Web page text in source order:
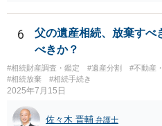
預金の入出金履歴を調べたわけで
や目的も異なりますし、開示の内容
6
父の遺産相続、放棄すべ
べきか？
#相続財産調査・鑑定 #遺産分割 #不動産
#相続放棄
#相続手続き
2025年7月15日
佐々木 晋輔 弁護士